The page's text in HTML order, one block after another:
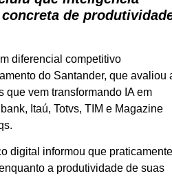
de
diferencial competitivo
do Santander, que avaliou
vem transformando IA em
Itaú, Totvs, TIM e Magazine
digital informou que praticamente
a produtividade de suas